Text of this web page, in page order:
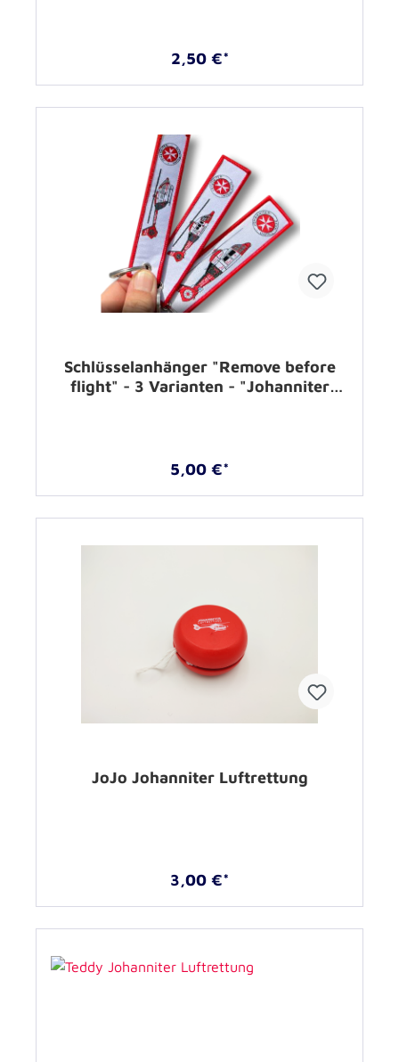
2,50 €*
Schlüsselanhänger "Remove before
flight" - 3 Varianten - "Johanniter
5,00 €*
JoJo Johanniter Luftrettung
3,00 €*